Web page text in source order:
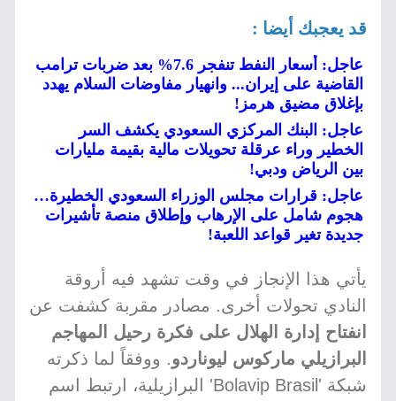
قد يعجبك أيضا :
عاجل: أسعار النفط تنفجر 7.6% بعد ضربات ترامب
القاضية على إيران... وانهيار مفاوضات السلام يهدد
بإغلاق مضيق هرمز!
عاجل: البنك المركزي السعودي يكشف السر
الخطير وراء عرقلة تحويلات مالية بقيمة مليارات
بين الرياض ودبي!
عاجل: قرارات مجلس الوزراء السعودي الخطيرة…
هجوم شامل على الإرهاب وإطلاق منصة تأشيرات
جديدة تغير قواعد اللعبة!
يأتي هذا الإنجاز في وقت تشهد فيه أروقة
النادي تحولات أخرى. مصادر مقربة كشفت عن
انفتاح إدارة الهلال على فكرة رحيل المهاجم
البرازيلي ماركوس ليوناردو. ووفقاً لما ذكرته
شبكة 'Bolavip Brasil' البرازيلية، ارتبط اسم